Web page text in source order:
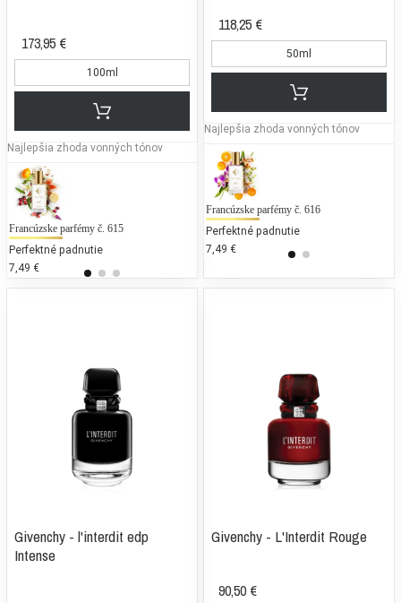
173,95 €
100ml
Najlepšia zhoda vonných tónov
Francúzske parfémy č. 615
Perfektné padnutie
7,49 €
Chanel - Chance eau de Fraiche
25 % bežných vonných tónov
118,25 €
50ml
Najlepšia zhoda vonných tónov
Francúzske parfémy č. 616
Perfektné padnutie
7,49 €
Givenchy - l'interdit edp
Intense
Givenchy - L'Interdit Rouge
90,50 €